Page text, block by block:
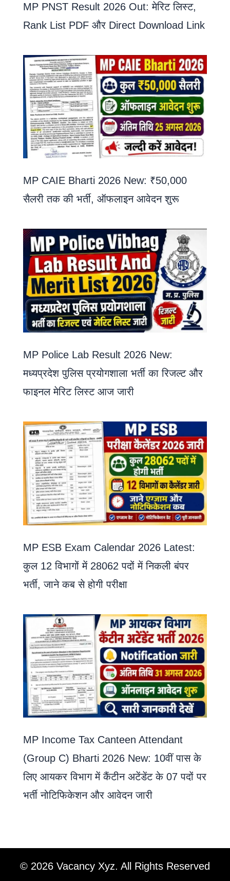
MP PNST Result 2026 Out: मेरिट लिस्ट,
Rank List PDF और Direct Download Link
MP CAIE Bharti 2026 New: ₹50,000
सैलरी तक की भर्ती, ऑफलाइन आवेदन शुरू
MP Police Lab Result 2026 New:
मध्यप्रदेश पुलिस प्रयोगशाला भर्ती का रिजल्ट और
फाइनल मेरिट लिस्ट आज जारी
MP ESB Exam Calendar 2026 Latest:
कुल 12 विभागों में 28062 पदों में निकली बंपर
भर्ती, जाने कब से होगी परीक्षा
MP Income Tax Canteen Attendant
(Group C) Bharti 2026 New: 10वीं पास के
लिए आयकर विभाग में कैंटीन अटेंडेंट के 07 पदों पर
भर्ती नोटिफिकेशन और आवेदन जारी
© 2026 Vacancy Xyz. All Rights Reserved